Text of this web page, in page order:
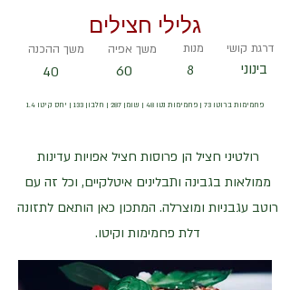
משך ההכנה
40
משך אפיה
60
מנות
8
דרגת קושי
בינוני
פחמימות ברוטו 73 | פחמימות נטו 48 | שומן 287 | חלבון 133 | יחס קיטו 1.4
גלילי חצילים
רולטיני חציל הן פרוסות חציל אפויות עדינות
ממולאות בגבינה ותבלינים איטלקיים, וכל זה עם
רוטב עגבניות ומוצרלה. המתכון כאן הותאם לתזונה
דלת פחמימות וקיטו.